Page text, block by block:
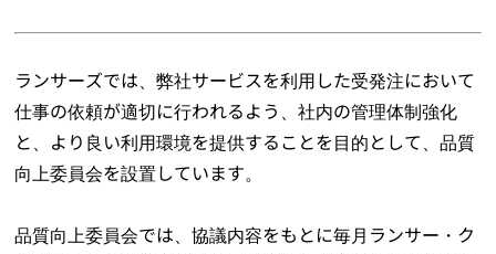
ランサーズでは、弊社サービスを利用した受発注において
仕事の依頼が適切に行われるよう、社内の管理体制強化
と、より良い利用環境を提供することを目的として、品質
向上委員会を設置しています。
品質向上委員会では、協議内容をもとに毎月ランサー・ク